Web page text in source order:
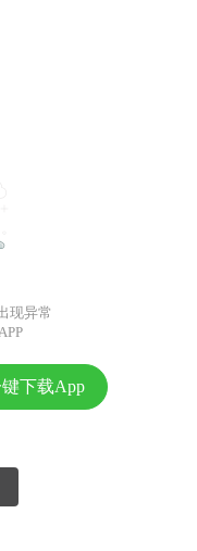
现异常
下载App